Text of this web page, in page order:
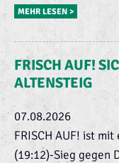
MEHR LESEN >
FRISCH AUF!
ALTENSTEIG
07.08.2026
FRISCH AUF! ist
(19:12)-Sieg gegen